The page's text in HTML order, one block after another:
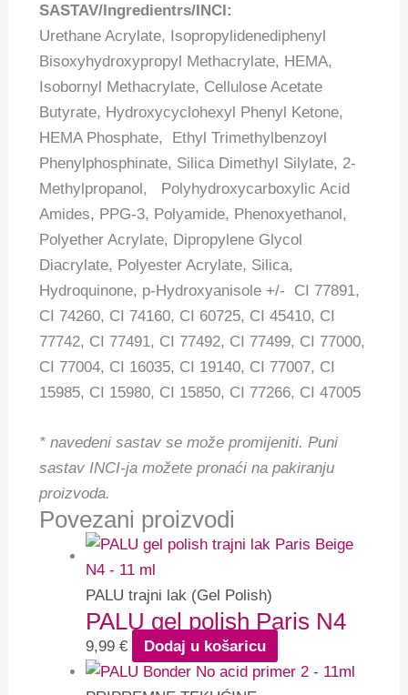
SASTAV/Ingredientrs/INCI:
Urethane Acrylate, Isopropylidenediphenyl
Bisoxyhydroxypropyl Methacrylate, HEMA,
Isobornyl Methacrylate, Cellulose Acetate
Butyrate, Hydroxycyclohexyl Phenyl Ketone,
HEMA Phosphate, Ethyl Trimethylbenzoyl
Phenylphosphinate, Silica Dimethyl Silylate, 2-
Methylpropanol, Polyhydroxycarboxylic Acid
Amides, PPG-3, Polyamide, Phenoxyethanol,
Polyether Acrylate, Dipropylene Glycol
Diacrylate, Polyester Acrylate, Silica,
Hydroquinone, p-Hydroxyanisole +/- CI 77891,
CI 74260, CI 74160, CI 60725, CI 45410, CI
77742, CI 77491, CI 77492, CI 77499, CI 77000,
CI 77004, CI 16035, CI 19140, CI 77007, CI
15985, CI 15980, CI 15850, CI 77266, CI 47005
* navedeni sastav se može promijeniti.Puni
sastav INCI-ja možete pronaći na pakiranju
proizvoda.
Povezani proizvodi
PALU trajni lak (Gel Polish)
PALU gel polish Paris N4
9,99€ Dodaj u košaricu